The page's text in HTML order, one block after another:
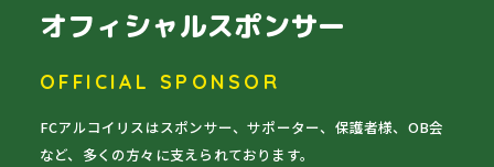
オフィシャルスポンサー
OFFICIAL SPONSOR
FCアルコイリスはスポンサー、サポーター、保護者様、OB会
など、多くの方々に支えられております。